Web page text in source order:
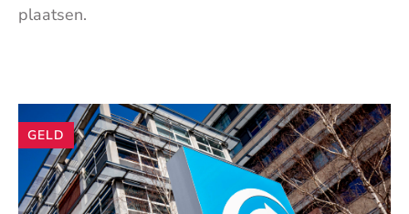
plaatsen.
Andere
artikelen
GELD